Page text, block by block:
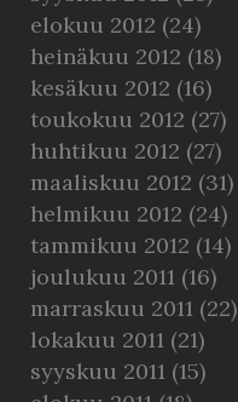
elokuu 2012 (24)
heinäkuu 2012 (18)
kesäkuu 2012 (16)
toukokuu 2012 (27)
huhtikuu 2012 (27)
maaliskuu 2012 (31)
helmikuu 2012 (24)
tammikuu 2012 (14)
joulukuu 2011 (16)
marraskuu 2011 (22)
lokakuu 2011 (21)
syyskuu 2011 (15)